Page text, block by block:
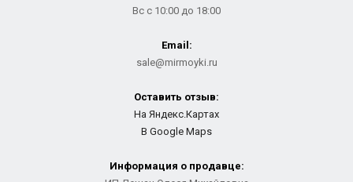
Вс с 10:00 до 18:00
Email:
sale@mirmoyki.ru
Оставить отзыв:
На Яндекс.Картах
В Google Maps
Информация о продавце: